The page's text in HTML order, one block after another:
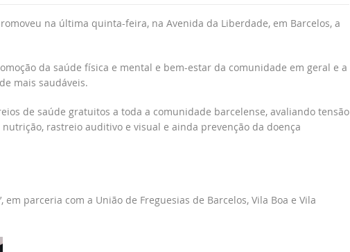
na última quinta-feira, na Avenida da Liberdade, em Barcelos, a
da saúde física e mental e bem-estar da comunidade em geral e a
mais saudáveis.
de saúde gratuitos a toda a comunidade barcelense, avaliando tensão
rastreio auditivo e visual e ainda prevenção da doença
parceria com a União de Freguesias de Barcelos, Vila Boa e Vila